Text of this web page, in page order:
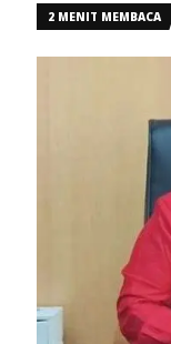
2 MENIT MEMBACA